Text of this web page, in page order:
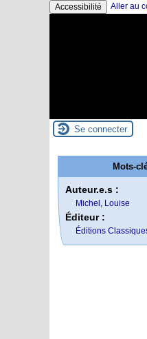
Accessibilité Aller au
Se connecter
Mots-
Auteur.e.s :
Michel, Louise
Éditeur :
Éditions